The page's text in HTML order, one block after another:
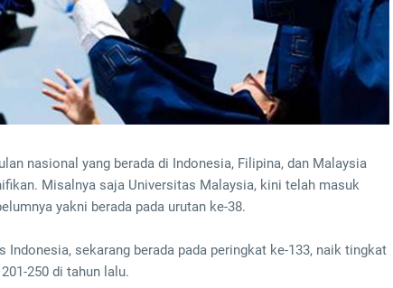
nasional yang berada di Indonesia, Filipina, dan Malaysia
Misalnya saja Universitas Malaysia, kini telah masuk
yakni berada pada urutan ke-38.
sekarang berada pada peringkat ke-133, naik tingkat
250 di tahun lalu.